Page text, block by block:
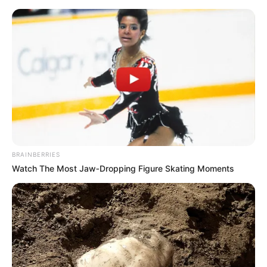
HOME
Home > ACE > ACS > Acs e ACE > CONACS > Notícia >
BRASÍLIA: Diretores da CONACS retornam ao DF para defender as
BRAINBERRIES
Watch The Most Jaw‑Dropping Figure Skating Moments